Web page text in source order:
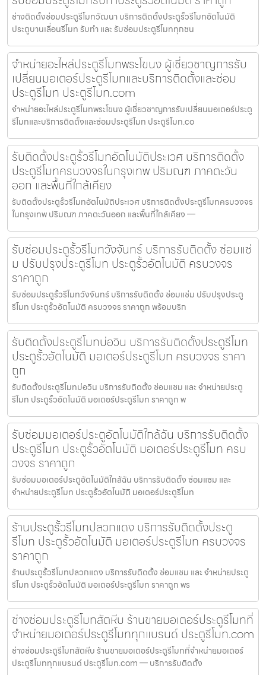
ช่างติดตั้งซ่อมประตูรีโมทวัฒนา บริการติดตั้งประตูรั้วรีโมทอัตโนมัติ
ประตูบานเลื่อนรีโมท รับทำ และ รับซ่อมประตูรีโมททุกชน
จำหน่ายอะไหล่ประตูรีโมทพระโขนง ผู้เชี่ยวชาญการรับ
เปลี่ยนมอเตอร์ประตูรีโมทและบริการติดตั้งและซ่อม
ประตูรีโมท ประตูรีโมท.com
จำหน่ายอะไหล่ประตูรีโมทพระโขนง ผู้เชี่ยวชาญการรับเปลี่ยนมอเตอร์ประตู
รีโมทและบริการติดตั้งและซ่อมประตูรีโมท ประตูรีโมท.co
รับติดตั้งประตูรั้วรีโมทอัตโนมัติประเวศ บริการติดตั้ง
ประตูรีโมทครบวงจรในกรุงเทพ ปริมณฑ ภาคตะวัน
ออก และพื้นที่ใกล้เคียง
รับติดตั้งประตูรั้วรีโมทอัตโนมัติประเวศ บริการติดตั้งประตูรีโมทครบวงจร
ในกรุงเทพ ปริมณฑ ภาคตะวันออก และพื้นที่ใกล้เคียง —
รับซ่อมประตูรั้วรีโมทวังจันทร์ บริการรับติดตั้ง ซ่อมแซ่
ม ปรับปรุงประตูรีโมท ประตูรั้วอัตโนมัติ ครบวงจร
ราคาถูก
รับซ่อมประตูรั้วรีโมทวังจันทร์ บริการรับติดตั้ง ซ่อมแซ่ม ปรับปรุงประตู
รีโมท ประตูรั้วอัตโนมัติ ครบวงจร ราคาถูก พร้อมบริก
รับติดตั้งประตูรีโมทบ่อวิน บริการรับติดตั้งประตูรีโมท
ประตูรั้วอัตโนมัติ มอเตอร์ประตูรีโมท ครบวงจร ราคา
ถูก
รับติดตั้งประตูรีโมทบ่อวิน บริการรับติดตั้ง ซ่อมแซม และ จำหน่ายประตู
รีโมท ประตูรั้วอัตโนมัติ มอเตอร์ประตูรีโมท ราคาถูก พ
รับซ่อมมอเตอร์ประตูอัตโนมัติใกล้ฉัน บริการรับติดตั้ง
ประตูรีโมท ประตูรั้วอัตโนมัติ มอเตอร์ประตูรีโมท ครบ
วงจร ราคาถูก
รับซ่อมมอเตอร์ประตูอัตโนมัติใกล้ฉัน บริการรับติดตั้ง ซ่อมแซม และ
จำหน่ายประตูรีโมท ประตูรั้วอัตโนมัติ มอเตอร์ประตูรีโมท
ร้านประตูรั้วรีโมทปลวกแดง บริการรับติดตั้งประตู
รีโมท ประตูรั้วอัตโนมัติ มอเตอร์ประตูรีโมท ครบวงจร
ราคาถูก
ร้านประตูรั้วรีโมทปลวกแดง บริการรับติดตั้ง ซ่อมแซม และ จำหน่ายประตู
รีโมท ประตูรั้วอัตโนมัติ มอเตอร์ประตูรีโมท ราคาถูก พร
ช่างซ่อมประตูรีโมทสัตหีบ ร้านขายมอเตอร์ประตูรีโมทที่
จำหน่ายมอเตอร์ประตูรีโมททุกแบรนด์ ประตูรีโมท.com
ช่างซ่อมประตูรีโมทสัตหีบ ร้านขายมอเตอร์ประตูรีโมทที่จำหน่ายมอเตอร์
ประตูรีโมททุกแบรนด์ ประตูรีโมท.com — บริการรับติดตั้ง